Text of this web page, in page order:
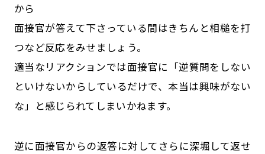
から
面接官が答えて下さっている間はきちんと相槌を打
つなど反応をみせましょう。
適当なリアクションでは面接官に「逆質問をしない
といけないからしているだけで、本当は興味がない
な」と感じられてしまいかねます。
逆に面接官からの返答に対してさらに深堀して返せ